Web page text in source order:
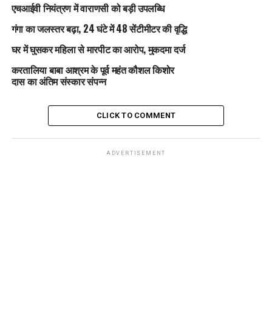
एचआईवी नियंत्रण में वाराणसी को बड़ी उपलब्धि
गंगा का जलस्तर बढ़ा, 24 घंटे में 48 सेंटीमीटर की वृद्धि
घर में घुसकर महिला से मारपीट का आरोप, मुकदमा दर्ज
करतालिया बाबा आश्रम के पूर्व महंत कौशल किशोर
दास का अंतिम संस्कार संपन्न
CLICK TO COMMENT
ADVERTISEMENT